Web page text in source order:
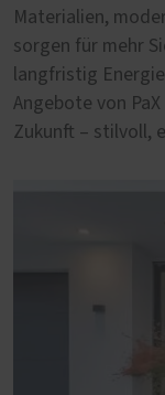
Materialien,
sorgen für mehr
langfristig
Angebote von
Zukunft – stilvoll,